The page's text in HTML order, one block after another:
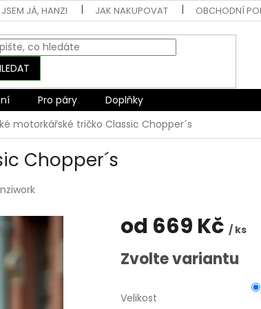
JÁ, HANZI JAK NAKUPOVAT OBCHODNÍ
Pro páry
Doplňky
motorkářské tričko Classic Chopper´s
Chopper´s
od 669 Kč / ks
Měrná
cena:
Zvolte variantu
Velikost